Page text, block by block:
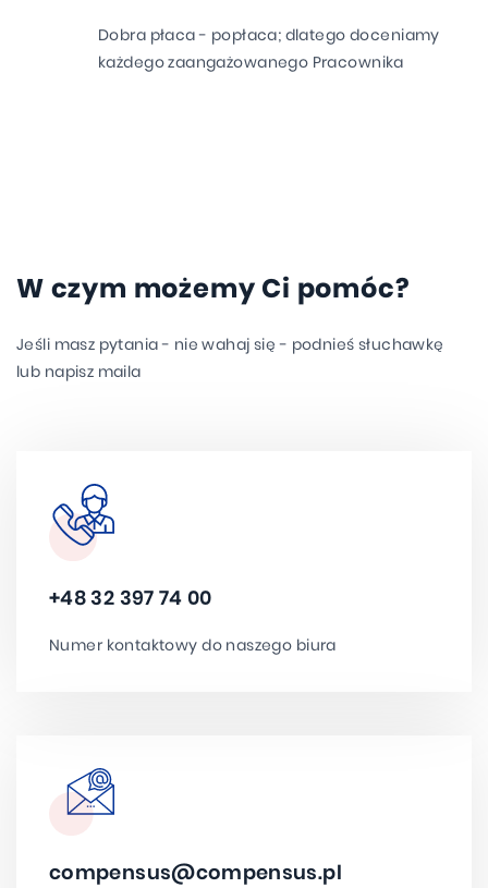
Dobra płaca - popłaca; dlatego doceniamy
każdego zaangażowanego Pracownika
W czym możemy Ci pomóc?
Jeśli masz pytania - nie wahaj się - podnieś słuchawkę
lub napisz maila
+48 32 397 74 00
Numer kontaktowy do naszego biura
compensus@compensus.pl